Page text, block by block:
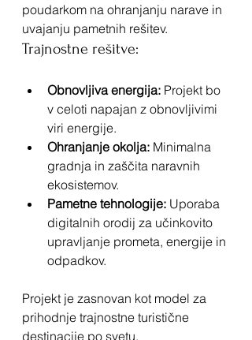
poudarkom na ohranjanju narave in
uvajanju pametnih rešitev.
Trajnostne rešitve:
Obnovljiva energija: Projekt bo
v celoti napajan z obnovljivimi
viri energije.
Ohranjanje okolja: Minimalna
gradnja in zaščita naravnih
ekosistemov.
Pametne tehnologije: Uporaba
digitalnih orodij za učinkovito
upravljanje prometa, energije in
odpadkov.
Projekt je zasnovan kot model za
prihodnje trajnostne turistične
destinacije po svetu.